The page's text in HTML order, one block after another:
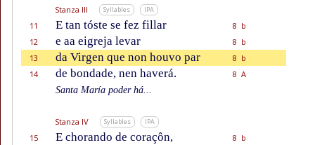
Stanza III Syllables IPA
11 E tan tóste se fez fillar
8 b
12
e aa eigreja levar
8 b
13
da Virgen que non houvo par
8 b
14
de bondade, nen haverá.
8 A
Santa María poder há...
Stanza IV Syllables IPA
15 E chorando de coraçôn,
8 b